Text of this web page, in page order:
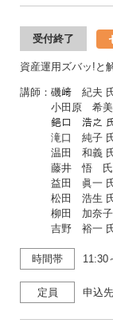
受付終了
資産運用ズバッ!と
講師：磯﨑 紀夫
小田原 希美
𨦺口 浩之 氏（
滝口 純子 氏（
温田 和義 氏（
藤井 悟 氏（
益田 眞一 氏（
松田 浩生 氏（
柳田 加奈子 氏
吉野 裕一 氏
時間帯 11:30
定員 申込